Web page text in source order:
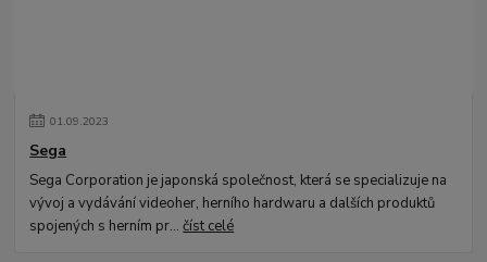
01.09.2023
Sega
Sega Corporation je japonská společnost, která se specializuje na
vývoj a vydávání videoher, herního hardwaru a dalších produktů
spojených s herním pr...číst celé